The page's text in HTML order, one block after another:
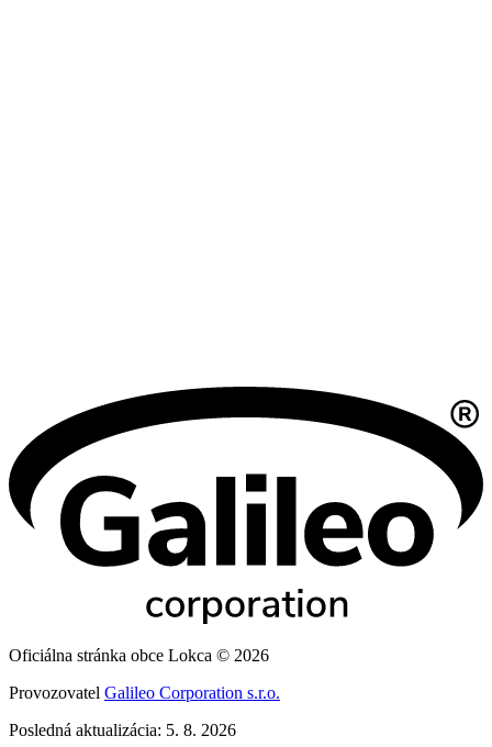
Oficiálna stránka obce Lokca © 2026
Provozovatel Galileo Corporation s.r.o.
Posledná aktualizácia: 5. 8. 2026